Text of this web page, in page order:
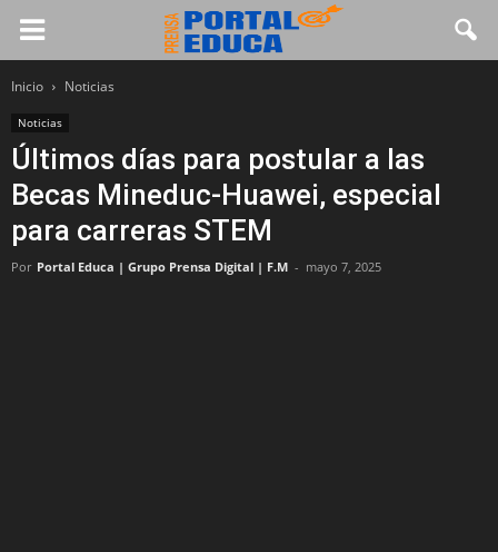
Inicio Noticias
Noticias
Últimos días para postular a las
Becas Mineduc-Huawei, especial
para carreras STEM
Por Portal Educa | Grupo Prensa Digital | F.M - mayo 7, 2025